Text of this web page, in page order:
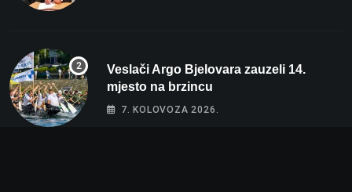
Veslači Argo Bjelovara zauzeli 14.
mjesto na brzincu
7. KOLOVOZA 2026.